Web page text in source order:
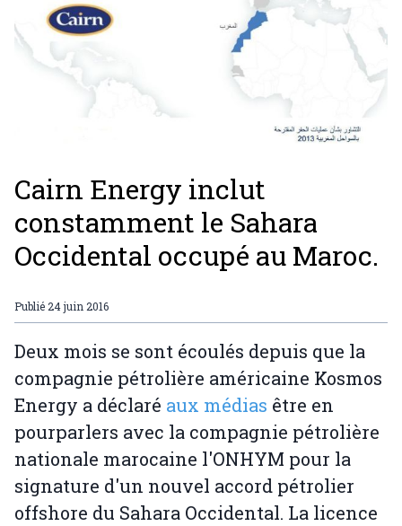
Cairn Energy inclut
constamment le Sahara
Occidental occupé au Maroc.
Publié 24 juin 2016
Deux mois se sont écoulés depuis que la
compagnie pétrolière américaine Kosmos
Energy a déclaré aux médias être en
pourparlers avec la compagnie pétrolière
nationale marocaine l'ONHYM pour la
signature d'un nouvel accord pétrolier
offshore du Sahara Occidental. La licence